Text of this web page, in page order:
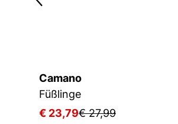
Camano
Füßlinge
€ 23,79€ 27,99